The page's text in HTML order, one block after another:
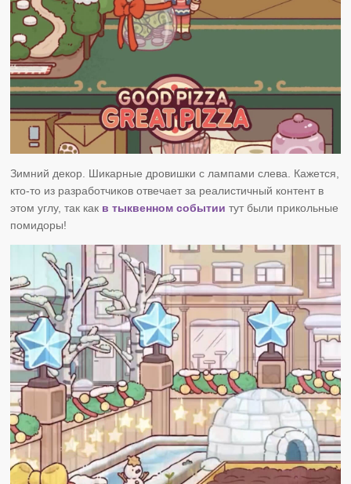
Зимний декор. Шикарные дровишки с лампами слева. Кажется,
кто-то из разработчиков отвечает за реалистичный контент в
этом углу, так как в тыквенном событии тут были прикольные
помидоры!